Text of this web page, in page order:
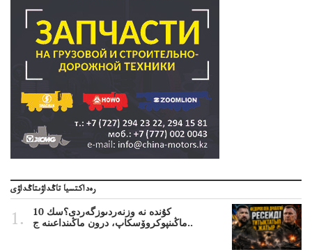
رەداكتسيا تاڭداۋىتاڭداۋى
10 كۇندە نە وزنەردىوزگەردى؟سك
ماڭىنپوكروۆسكاپ، درون ماڭىنداعىنە ج..